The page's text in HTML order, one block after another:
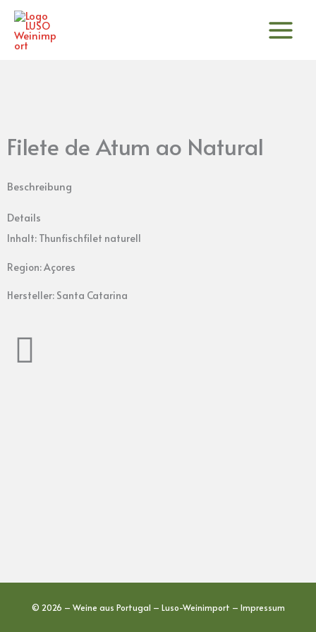
Zum
Inhalt
springen
Filete de Atum ao Natural
Beschreibung
Details
Inhalt: Thunfischfilet naturell
Region: Açores
Hersteller: Santa Catarina
© 2026 – Weine aus Portugal – Luso-Weinimport – Impressum